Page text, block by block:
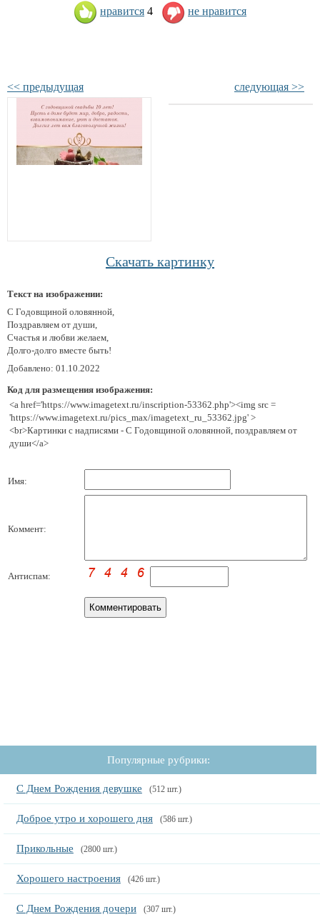
нравится 4 не нравится
<< предыдущая следующая >>
Скачать картинку
Текст на изображении:
С Годовщиной оловянной,
Поздравляем от души,
Счастья и любви желаем,
Долго-долго вместе быть!
Добавлено: 01.10.2022
Код для размещения изображения:
<a href='https://www.imagetext.ru/inscription-53362.php'><img src =
'https://www.imagetext.ru/pics_max/imagetext_ru_53362.jpg' >
<br>Картинки с надписями - С Годовщиной оловянной, поздравляем от
души</a>
Имя:
Коммент:
Антиспам:
Популярные рубрики:
С Днем Рождения девушке (512 шт.)
Доброе утро и хорошего дня (586 шт.)
Прикольные (2800 шт.)
Хорошего настроения (426 шт.)
С Днем Рождения дочери (307 шт.)